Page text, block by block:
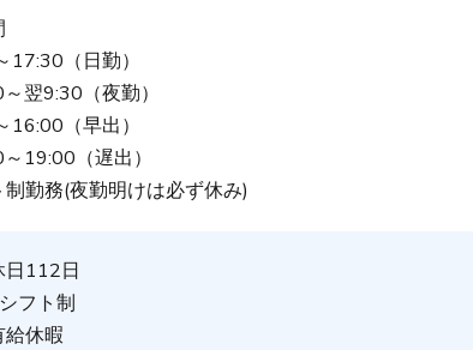
17:30（日勤）
翌9:30（夜勤）
16:00（早出）
19:00（遅出）
制勤務(夜勤明けは必ず休み)
日112日
フト制
給休暇